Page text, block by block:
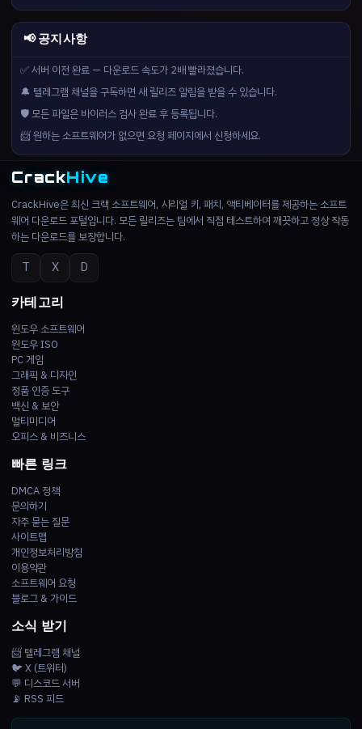
📢 공지사항
✅ 서버 이전 완료 — 다운로드 속도가 2배 빨라졌습니다.
🔔 텔레그램 채널을 구독하면 새 릴리즈 알림을 받을 수 있습니다.
🛡️ 모든 파일은 바이러스 검사 완료 후 등록됩니다.
📨 원하는 소프트웨어가 없으면 요청 페이지에서 신청하세요.
CrackHive
CrackHive은 최신 크랙 소프트웨어, 시리얼 키, 패치, 액티베이터를 제공하는 소프트
웨어 다운로드 포털입니다. 모든 릴리즈는 팀에서 직접 테스트하여 깨끗하고 정상 작동
하는 다운로드를 보장합니다.
T X D
카테고리
윈도우 소프트웨어
윈도우 ISO
PC 게임
그래픽 & 디자인
정품 인증 도구
백신 & 보안
멀티미디어
오피스 & 비즈니스
빠른 링크
DMCA 정책
문의하기
자주 묻는 질문
사이트맵
개인정보처리방침
이용약관
소프트웨어 요청
블로그 & 가이드
소식 받기
📨 텔레그램 채널
🐦 X (트위터)
💬 디스코드 서버
📡 RSS 피드